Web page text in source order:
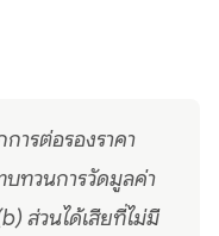
การต่อรองราคา
ทวนการวัดมูลค่า
ส่วนได้เสียที่ไม่มี